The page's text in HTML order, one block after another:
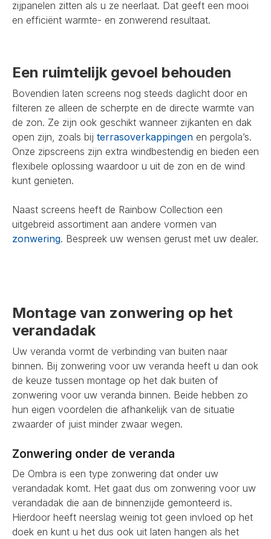
zijpanelen zitten als u ze neerlaat. Dat geeft een mooi
en efficiënt warmte- en zonwerend resultaat.
Een ruimtelijk gevoel behouden
Bovendien laten screens nog steeds daglicht door en
filteren ze alleen de scherpte en de directe warmte van
de zon. Ze zijn ook geschikt wanneer zijkanten en dak
open zijn, zoals bij terrasoverkappingen en pergola’s.
Onze zipscreens zijn extra windbestendig en bieden een
flexibele oplossing waardoor u uit de zon en de wind
kunt genieten.
Naast screens heeft de Rainbow Collection een
uitgebreid assortiment aan andere vormen van
zonwering. Bespreek uw wensen gerust met uw dealer.
Montage van zonwering op het
verandadak
Uw veranda vormt de verbinding van buiten naar
binnen. Bij zonwering voor uw veranda heeft u dan ook
de keuze tussen montage op het dak buiten of
zonwering voor uw veranda binnen. Beide hebben zo
hun eigen voordelen die afhankelijk van de situatie
zwaarder of juist minder zwaar wegen.
Zonwering onder de veranda
De Ombra is een type zonwering dat onder uw
verandadak komt. Het gaat dus om zonwering voor uw
verandadak die aan de binnenzijde gemonteerd is.
Hierdoor heeft neerslag weinig tot geen invloed op het
doek en kunt u het dus ook uit laten hangen als het